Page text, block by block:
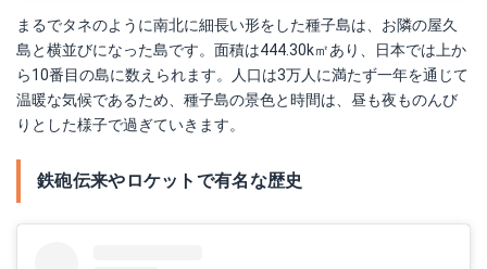
まるでタネのように南北に細長い形をした種子島は、お隣の屋久
島と横並びになった島です。面積は444.30k㎡あり、日本では上か
ら10番目の島に数えられます。人口は3万人に満たず一年を通じて
温暖な気候であるため、種子島の景色と時間は、昼も夜ものんび
りとした様子で過ぎていきます。
鉄砲伝来やロケットで有名な歴史